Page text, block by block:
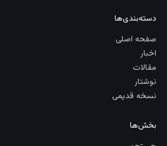
دسته‌بندی‌ها
صفحه اصلی
اخبار
مقالات
نوشتار
نسخه قدیمی
بخش‌ها